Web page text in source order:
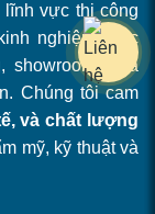
vực thi công
nghiệm thực
showroom, cửa
Chúng tôi cam
và chất lượng
mỹ, kỹ thuật và